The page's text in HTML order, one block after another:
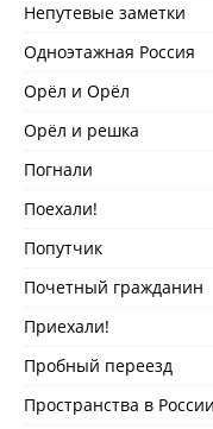
Непутевые заметки
Одноэтажная Россия
Орёл и Орёл
Орёл и решка
Погнали
Поехали!
Попутчик
Почетный гражданин
Приехали!
Пробный переезд
Пространства в России